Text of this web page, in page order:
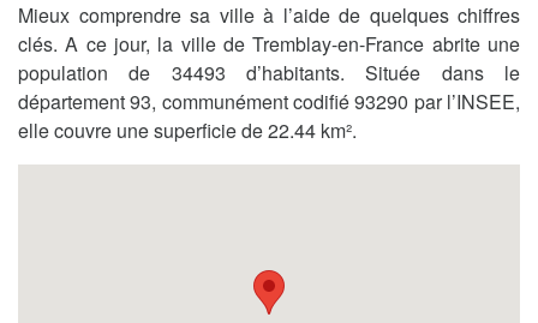
Mieux comprendre sa ville à l’aide de quelques chiffres
clés. A ce jour, la ville de Tremblay-en-France abrite une
population de 34493 d’habitants. Située dans le
département 93, communément codifié 93290 par l’INSEE,
elle couvre une superficie de 22.44 km².